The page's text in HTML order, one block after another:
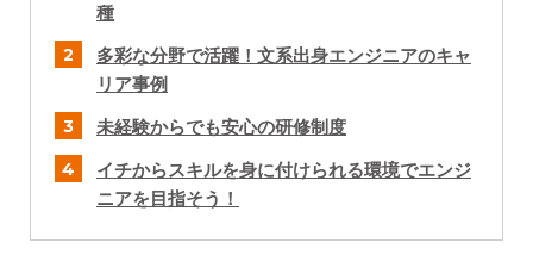
種
多彩な分野で活躍！文系出身エンジニアのキャ
リア事例
未経験からでも安心の研修制度
イチからスキルを身に付けられる環境でエンジ
ニアを目指そう！